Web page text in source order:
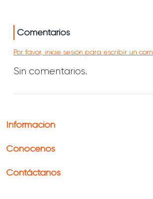
Comentarios
Por favor, inicie sesión para escribir un
Sin comentarios.
Información
Conócenos
Contáctanos